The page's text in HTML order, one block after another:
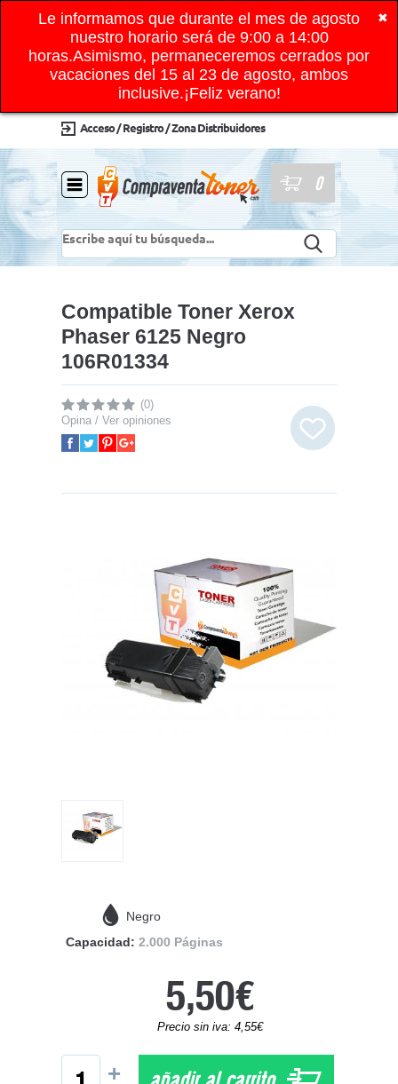
✖
Le informamos que durante el mes de agosto
nuestro horario será de 9:00 a 14:00
horas.Asimismo, permaneceremos cerrados por
vacaciones del 15 al 23 de agosto, ambos
inclusive.¡Feliz verano!
Acceso / Registro / Zona Distribuidores
0
Compatible Toner Xerox
Phaser 6125 Negro
106R01334
(0)
Opina / Ver opiniones
Negro
Capacidad: 2.000 Páginas
5,50€
Precio sin iva: 4,55€
+